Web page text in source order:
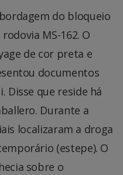
do bloqueio
MS-162. O
de cor preta e
documentos
Disse que reside há
Durante a
localizaram a droga
(estepe). O
sobre o